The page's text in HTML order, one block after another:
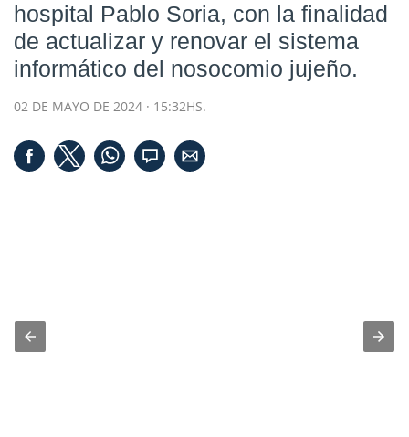
hospital Pablo Soria, con la finalidad
de actualizar y renovar el sistema
informático del nosocomio jujeño.
02 DE MAYO DE 2024 · 15:32HS.